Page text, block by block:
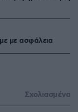
με ασφάλεια
Σχολιασμένα